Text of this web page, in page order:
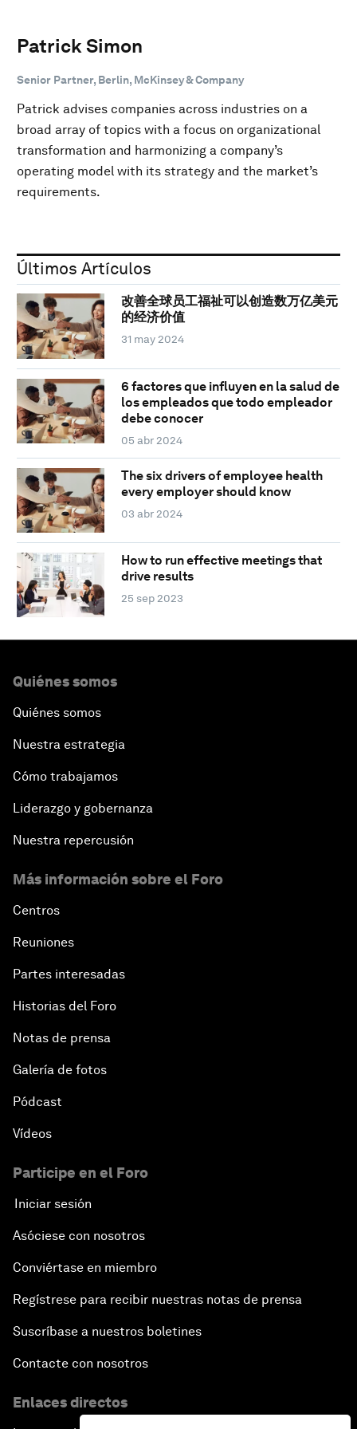
Patrick Simon
Senior Partner, Berlin, McKinsey & Company
Patrick advises companies across industries on a
broad array of topics with a focus on organizational
transformation and harmonizing a company’s
operating model with its strategy and the market’s
requirements.
Últimos Artículos
改善全球员工福祉可以创造数万亿美元
的经济价值
31 may 2024
6 factores que influyen en la salud de
los empleados que todo empleador
debe conocer
05 abr 2024
The six drivers of employee health
every employer should know
03 abr 2024
How to run effective meetings that
drive results
25 sep 2023
Quiénes somos
Quiénes somos
Nuestra estrategia
Cómo trabajamos
Liderazgo y gobernanza
Nuestra repercusión
Más información sobre el Foro
Centros
Reuniones
Partes interesadas
Historias del Foro
Notas de prensa
Galería de fotos
Pódcast
Vídeos
Participe en el Foro
Iniciar sesión
Asóciese con nosotros
Conviértase en miembro
Regístrese para recibir nuestras notas de prensa
Suscríbase a nuestros boletines
Contacte con nosotros
Enlaces directos